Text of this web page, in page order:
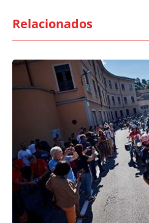
Relacionados